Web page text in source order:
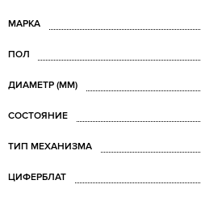
МАРКА
ПОЛ
ДИАМЕТР (MM)
СОСТОЯНИЕ
ТИП МЕХАНИЗМА
ЦИФЕРБЛАТ